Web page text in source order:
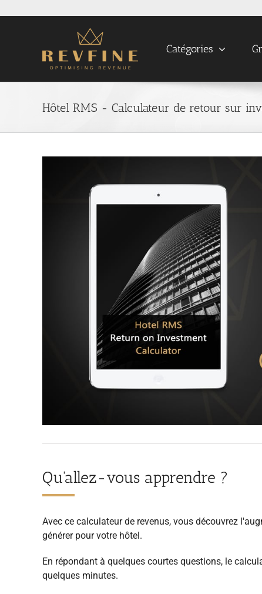
Catégories
Hôtel RMS - Calculateur de retour sur
Qu'allez-vous apprendre ?
Avec ce calculateur de revenus, vous découvrez
générer pour votre hôtel.
En répondant à quelques courtes questions, le
quelques minutes.